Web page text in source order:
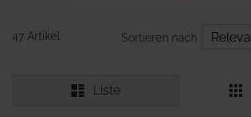
47 Artikel Sortieren nach
Liste